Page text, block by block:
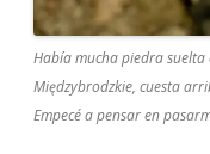
Había mucha piedra suelta
Międzybrodzkie, cuesta
Empecé a pensar en